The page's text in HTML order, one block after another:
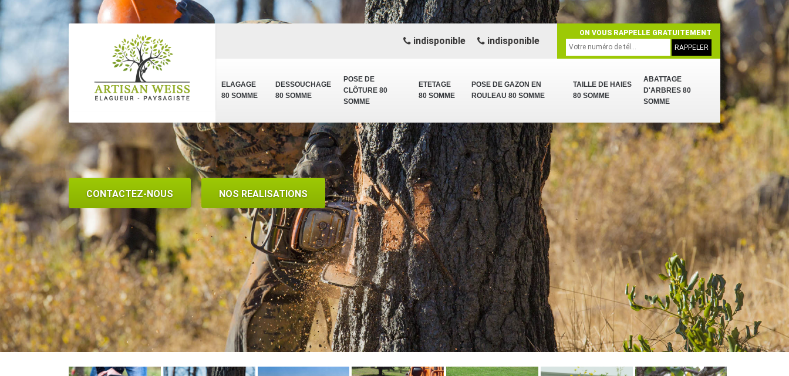
ELAGAGE
80 SOMME
DESSOUCHAGE
80 SOMME
POSE DE
CLÔTURE 80
SOMME
ETETAGE
80 SOMME
POSE DE GAZON EN
ROULEAU 80 SOMME
TAILLE DE HAIES
80 SOMME
ABATTAGE
D'ARBRES 80
SOMME
indisponible indisponible
ON VOUS RAPPELLE GRATUITEMENT
CONTACTEZ-NOUS NOS REALISATIONS